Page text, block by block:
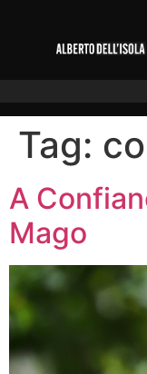
Tag:
A
Mago